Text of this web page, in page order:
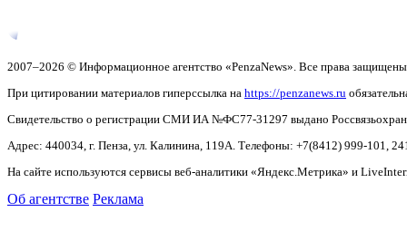
2007–2026 © Информационное агентство «PenzaNews». Все права
При цитировании материалов гиперссылка на https://penzanews.ru
Свидетельство о регистрации СМИ ИА №ФС77-31297 выдано
Адрес: 440034, г. Пенза, ул. Калинина, 119А. Телефоны: +7(8412) 999-101,
На сайте используются сервисы веб-аналитики «Яндекс.Метрика» и
Об агентстве Реклама